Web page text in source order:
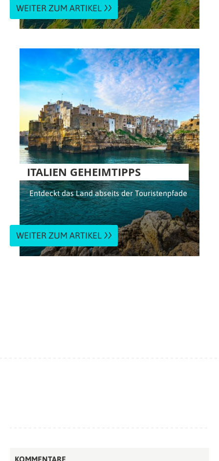
WEITER ZUM ARTIKEL
ITALIEN GEHEIMTIPPS
Entdeckt das Land abseits der Touristenpfade
WEITER ZUM ARTIKEL
KOMMENTARE